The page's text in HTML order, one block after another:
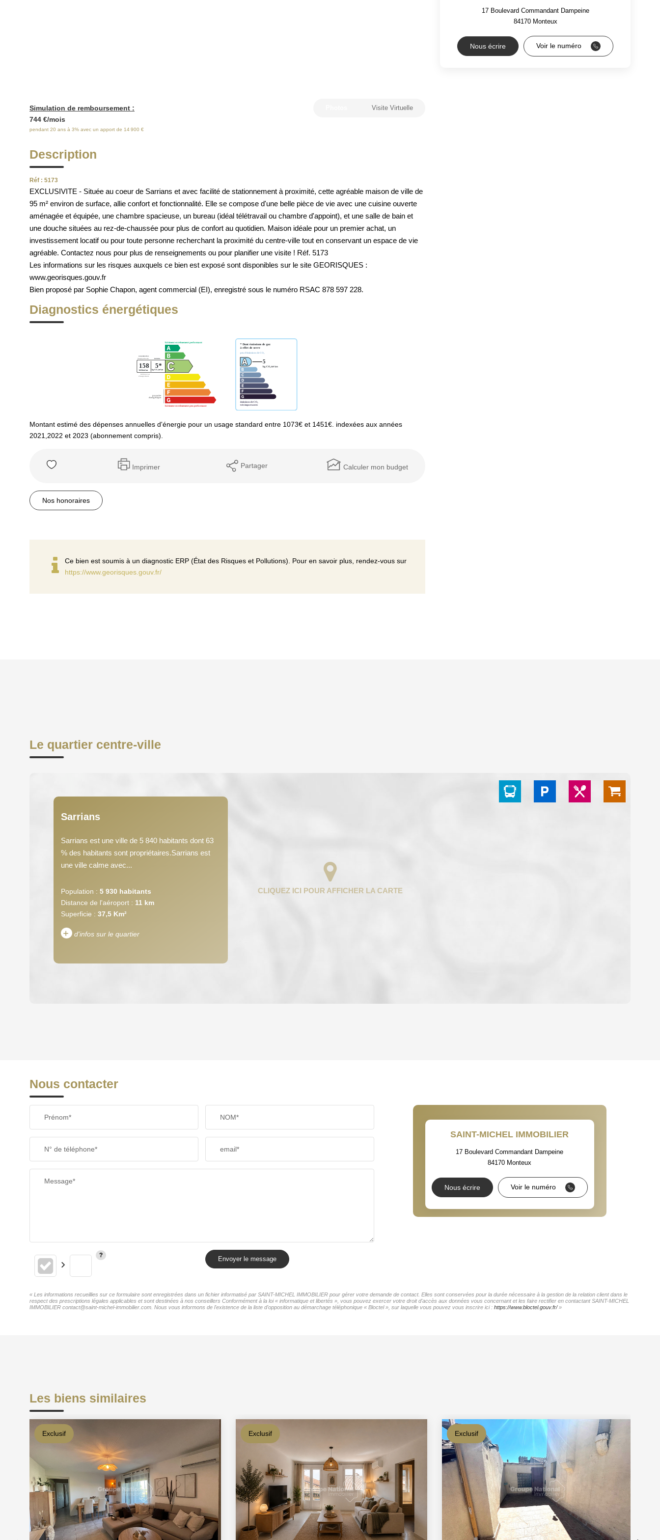
GESTION DES COOKIES
MENTIONS LÉGALES
Simulation de remboursement :
744 €/mois
pendant 20 ans à 3% avec un apport de 14 900 €
Visite Virtuelle
Description
Réf : 5173
EXCLUSIVITE - Située au coeur de Sarrians et avec facilité de stationnement à proximité, cette agréable maison de ville de
95 m² environ de surface, allie confort et fonctionnalité. Elle se compose d'une belle pièce de vie avec une cuisine ouverte
aménagée et équipée, une chambre spacieuse, un bureau (idéal télétravail ou chambre d'appoint), et une salle de bain et
une douche situées au rez-de-chaussée pour plus de confort au quotidien. Maison idéale pour un premier achat, un
investissement locatif ou pour toute personne recherchant la proximité du centre-ville tout en conservant un espace de vie
agréable. Contactez nous pour plus de renseignements ou pour planifier une visite ! Réf. 5173
Les informations sur les risques auxquels ce bien est exposé sont disponibles sur le site GEORISQUES :
www.georisques.gouv.fr
Bien proposé par Sophie Chapon, agent commercial (EI), enregistré sous le numéro RSAC 878 597 228.
Diagnostics énergétiques
Montant estimé des dépenses annuelles d'énergie pour un usage standard entre 1073€ et 1451€. indexées aux années
2021,2022 et 2023 (abonnement compris).
Imprimer Partager Calculer mon budget
Nos honoraires
Ce bien est soumis à un diagnostic ERP (État des Risques et Pollutions). Pour en savoir plus, rendez-vous sur
https://www.georisques.gouv.fr/
17 Boulevard Commandant Dampeine
84170 Monteux
Nous écrire Voir le numéro
Le quartier centre-ville
Sarrians
Sarrians est une ville de 5 840 habitants dont 63
% des habitants sont propriétaires.Sarrians est
une ville calme avec...
Population : 5 930 habitants
Distance de l'aéroport : 11 km
Superficie : 37,5 Km²
+ d'infos sur le quartier
TAXE FONCIÈRE
ECOLES ET CRÈCHES
RESTAURANTS ET CAFÉS COMMERCES
Nous contacter
Prénom* NOM*
N° de téléphone* email*
Message*
Envoyer le message
SAINT-MICHEL IMMOBILIER
17 Boulevard Commandant Dampeine
84170 Monteux
Nous écrire Voir le numéro
« Les informations recueillies sur ce formulaire sont enregistrées dans un fichier informatisé par SAINT-MICHEL IMMOBILIER pour gérer votre demande de contact. Elles sont conservées pour la durée nécessaire à la gestion de la relation client dans le
respect des prescriptions légales applicables et sont destinées à nos conseillers Conformément à la loi « informatique et libertés », vous pouvez exercer votre droit d'accès aux données vous concernant et les faire rectifier en contactant SAINT-MICHEL
IMMOBILIER contact@saint-michel-immobilier.com. Nous vous informons de l'existence de la liste d'opposition au démarchage téléphonique « Bloctel », sur laquelle vous pouvez vous inscrire ici : https://www.bloctel.gouv.fr/»
Les biens similaires
Exclusif Exclusif Exclusif